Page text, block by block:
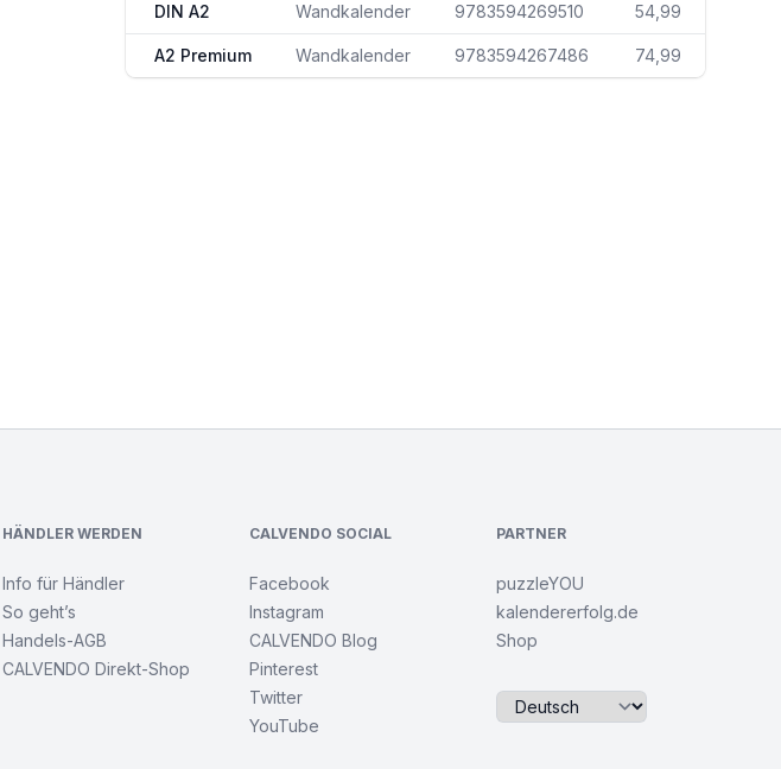
DIN A2 Wandkalender 9783594269510 54,99
A2 Premium Wandkalender 9783594267486 74,99
HÄNDLER WERDEN
Info für Händler
So geht’s
Handels-AGB
CALVENDO Direkt-Shop
CALVENDO SOCIAL
Facebook
Instagram
CALVENDO Blog
Pinterest
Twitter
YouTube
PARTNER
puzzleYOU
kalendererfolg.de
Shop